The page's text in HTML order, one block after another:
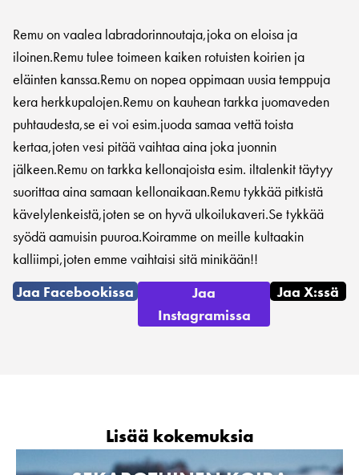
Remu on vaalea labradorinnoutaja,joka on eloisa ja
iloinen.Remu tulee toimeen kaiken rotuisten koirien ja
eläinten kanssa.Remu on nopea oppimaan uusia temppuja
kera herkkupalojen.Remu on kauhean tarkka juomaveden
puhtaudesta,se ei voi esim.juoda samaa vettä toista
kertaa,joten vesi pitää vaihtaa aina joka juonnin
jälkeen.Remu on tarkka kellonajoista esim. iltalenkit täytyy
suorittaa aina samaan kellonaikaan.Remu tykkää pitkistä
kävelylenkeistä,joten se on hyvä ulkoilukaveri.Se tykkää
syödä aamuisin puuroa.Koiramme on meille kultaakin
kalliimpi,joten emme vaihtaisi sitä minikään!!
Jaa Facebookissa
Jaa
Instagramissa
Jaa X:ssä
Lisää kokemuksia